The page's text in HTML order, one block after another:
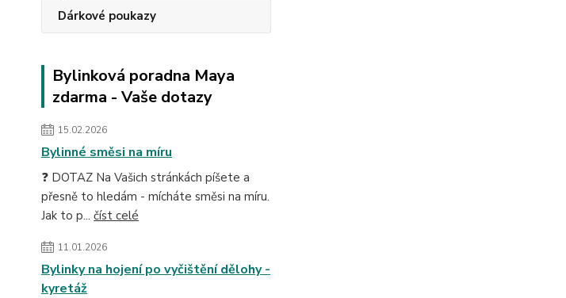
Dárkové poukazy
Bylinková poradna Maya
zdarma - Vaše dotazy
15.02.2026
Bylinné směsi na míru
❓ DOTAZ Na Vašich stránkách píšete a
přesně to hledám - mícháte směsi na míru.
Jak to p... číst celé
11.01.2026
Bylinky na hojení po vyčištění dělohy -
kyretáž